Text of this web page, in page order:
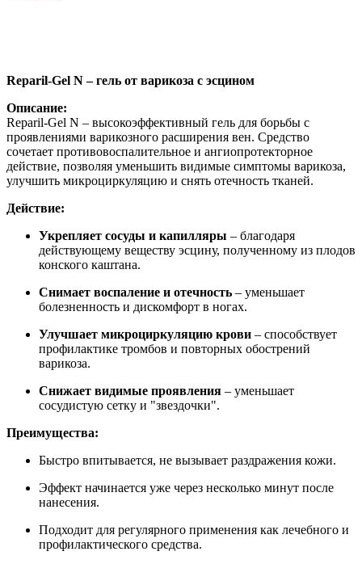
Reparil-Gel N – гель от варикоза с эсцином
Описание:
Reparil-Gel N – высокоэффективный гель для борьбы с
проявлениями варикозного расширения вен. Средство
сочетает противовоспалительное и ангиопротекторное
действие, позволяя уменьшить видимые симптомы варикоза,
улучшить микроциркуляцию и снять отечность тканей.
Действие:
Укрепляет сосуды и капилляры – благодаря
действующему веществу эсцину, полученному из плодов
конского каштана.
Снимает воспаление и отечность – уменьшает
болезненность и дискомфорт в ногах.
Улучшает микроциркуляцию крови – способствует
профилактике тромбов и повторных обострений
варикоза.
Снижает видимые проявления – уменьшает
сосудистую сетку и "звездочки".
Преимущества:
Быстро впитывается, не вызывает раздражения кожи.
Эффект начинается уже через несколько минут после
нанесения.
Подходит для регулярного применения как лечебного и
профилактического средства.